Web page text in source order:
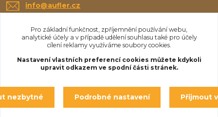
info@aufler.cz
© Aufler 2025
Pro základní funkčnost, zpříjemnění používání webu,
analytické účely a v případě udělení souhlasu také pro účely
cílení reklamy využíváme soubory cookies.
Nastavení vlastních preferencí cookies můžete kdykoli
upravit odkazem ve spodní části stránek.
nezbytné Podrobné nastavení Přijmout